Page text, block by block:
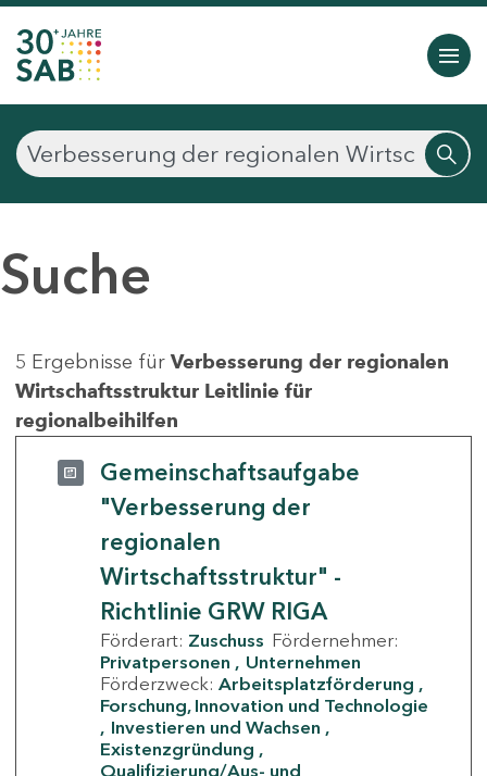
Suche
5 Ergebnisse für Verbesserung der regionalen
Wirtschaftsstruktur Leitlinie für
regionalbeihilfen
Gemeinschaftsaufgabe
"Verbesserung der
regionalen
Wirtschaftsstruktur" -
Richtlinie GRW RIGA
Förderart: Zuschuss Fördernehmer:
Privatpersonen
Unternehmen
Förderzweck: Arbeitsplatzförderung
Forschung, Innovation und Technologie
Investieren und Wachsen
Existenzgründung
Qualifizierung/Aus- und